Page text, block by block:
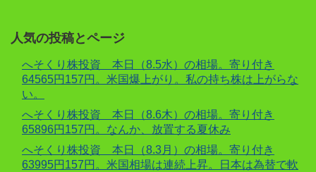
人気の投稿とページ
へそくり株投資 本日（8.5水）の相場。寄り付き
64565円157円。米国爆上がり。私の持ち株は上がらな
い。
へそくり株投資 本日（8.6木）の相場。寄り付き
65896円157円。なんか、放置する夏休み
へそくり株投資 本日（8.3月）の相場。寄り付き
63995円157円。米国相場は連続上昇。日本は為替で軟